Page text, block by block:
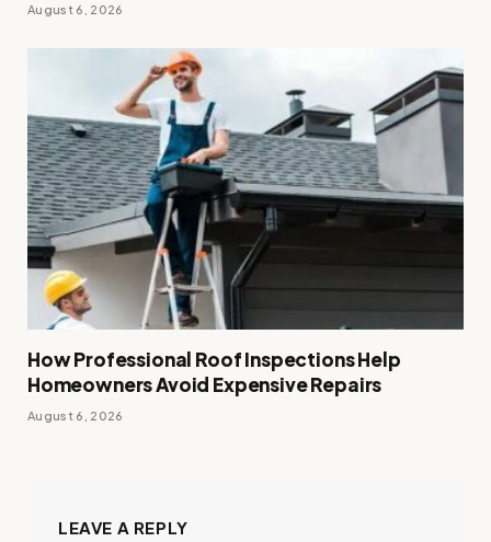
August 6, 2026
How Professional Roof Inspections Help
Homeowners Avoid Expensive Repairs
August 6, 2026
LEAVE A REPLY